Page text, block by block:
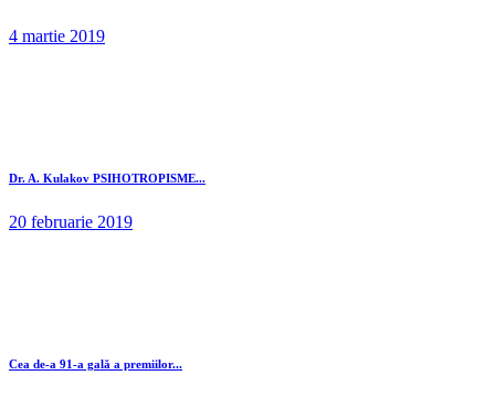
4 martie 2019
Dr. A. Kulakov PSIHOTROPISME...
20 februarie 2019
Cea de-a 91-a gală a premiilor...